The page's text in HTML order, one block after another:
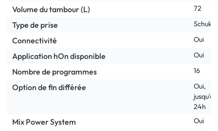
Volume du tambour (L) 72
Type de prise Schuko
Connectivité Oui
Application hOn disponible Oui
Nombre de programmes 16
Option de fin différée
Oui,
jusqu'à
24h
Mix Power System Oui